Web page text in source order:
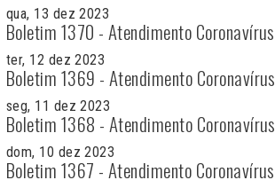
qua, 13 dez 2023
Boletim 1370 - Atendimento Coronavírus
ter, 12 dez 2023
Boletim 1369 - Atendimento Coronavírus
seg, 11 dez 2023
Boletim 1368 - Atendimento Coronavírus
dom, 10 dez 2023
Boletim 1367 - Atendimento Coronavírus